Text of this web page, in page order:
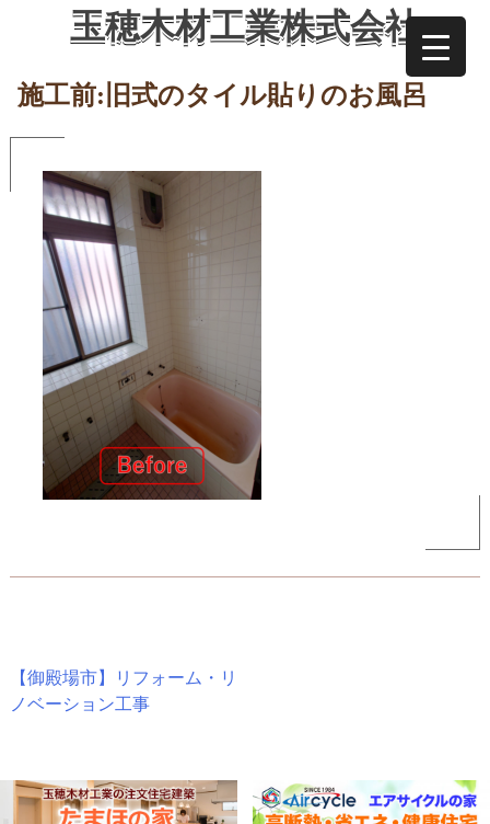
玉穂木材工業株式会社
施工前:旧式のタイル貼りのお風呂
投
稿
ビ
【御殿場市】リフォーム・リ
ノベーション工事